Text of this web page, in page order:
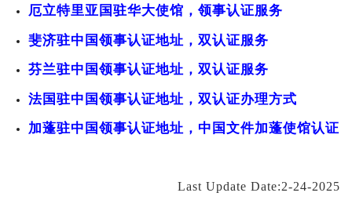
厄立特里亚国驻华大使馆，领事认证服务
斐济驻中国领事认证地址，双认证服务
芬兰驻中国领事认证地址，双认证服务
法国驻中国领事认证地址，双认证办理方式
加蓬驻中国领事认证地址，中国文件加蓬使馆认证
Last Update Date:2-24-2025